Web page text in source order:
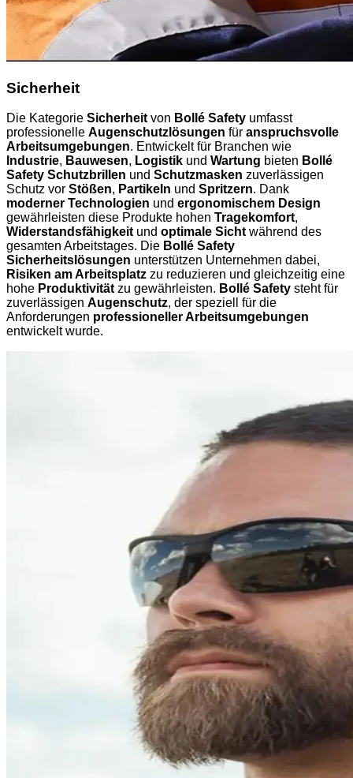
Sicherheit
Die Kategorie Sicherheit von Bollé Safety umfasst
professionelle Augenschutzlösungen für anspruchsvolle
Arbeitsumgebungen. Entwickelt für Branchen wie
Industrie, Bauwesen, Logistik und Wartung bieten Bollé
Safety Schutzbrillen und Schutzmasken zuverlässigen
Schutz vor Stößen, Partikeln und Spritzern. Dank
moderner Technologien und ergonomischem Design
gewährleisten diese Produkte hohen Tragekomfort,
Widerstandsfähigkeit und optimale Sicht während des
gesamten Arbeitstages. Die Bollé Safety
Sicherheitslösungen unterstützen Unternehmen dabei,
Risiken am Arbeitsplatz zu reduzieren und gleichzeitig eine
hohe Produktivität zu gewährleisten. Bollé Safety steht für
zuverlässigen Augenschutz, der speziell für die
Anforderungen professioneller Arbeitsumgebungen
entwickelt wurde.